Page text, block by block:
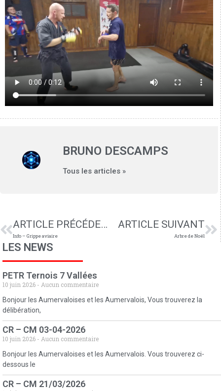
BRUNO DESCAMPS
Tous les articles »
ARTICLE PRÉCÉDENT
Info – Grippe aviaire
ARTICLE SUIVANT
Arbre de Noël
LES NEWS
PETR Ternois 7 Vallées
10 juin 2026
Aucun commentaire
Bonjour les Aumervaloises et les Aumervalois, Vous trouverez la
délibération,
CR – CM 03-04-2026
10 juin 2026
Aucun commentaire
Bonjour les Aumervaloises et les Aumervalois. Vous trouverez ci-
dessous le
CR – CM 21/03/2026